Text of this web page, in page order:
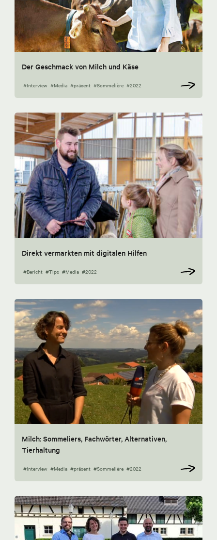
Der Geschmack von Milch und Käse
#Interview #Media #präsent #Sommelière #2022
Direkt vermarkten mit digitalen Hilfen
#Bericht #Tips #Media #2022
Milch: Sommeliers, Fachwörter, Alternativen,
Tierhaltung
#Interview #Media #präsent #Sommelière #2022